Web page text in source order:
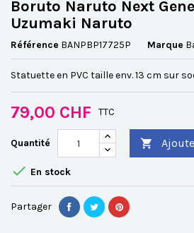
Boruto Naruto Next
Uzumaki Naruto
Référence BANPBP17725P Marque
Statuette en PVC taille env. 13 cm sur
79,00 CHF TTC
Quantité 
 En stock
Partager